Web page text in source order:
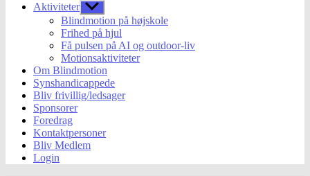
Aktiviteter Vis
undermenu
Blindmotion på højskole
Frihed på hjul
Få pulsen på AI og outdoor-liv
Motionsaktiviteter
Om Blindmotion
Synshandicappede
Bliv frivillig/ledsager
Sponsorer
Foredrag
Kontaktpersoner
Bliv Medlem
Login